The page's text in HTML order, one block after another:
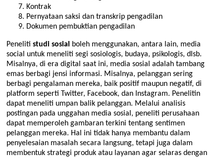
Kontrak
Pernyataan saksi dan transkrip pengadilan
Dokumen pembuktian pengadilan
Peneliti studi sosial
boleh menggunakan, antara lain, media
social untuk meneliti segi sosiologis, budaya, psikologis, dlsb.
Misalnya, di era digital saat ini, media sosial adalah tambang
emas berbagi jensi informasi. Misalnya, pelanggan sering
berbagi pengalaman mereka, baik positif maupun negatif, di
platform seperti Twitter, Facebook, dan Instagram. Penelitin
dapat meneliti umpan balik pelanggan. Melalui analisis
postingan pada unggahan media sosial, peneliti perusahaan
dapat memperoleh gambaran terkini tentang sentimen
pelanggan mereka. Hal ini tidak hanya membantu dalam
penyelesaian masalah secara langsung, tetapi juga dalam
membentuk strategi produk atau layanan agar selaras dengan